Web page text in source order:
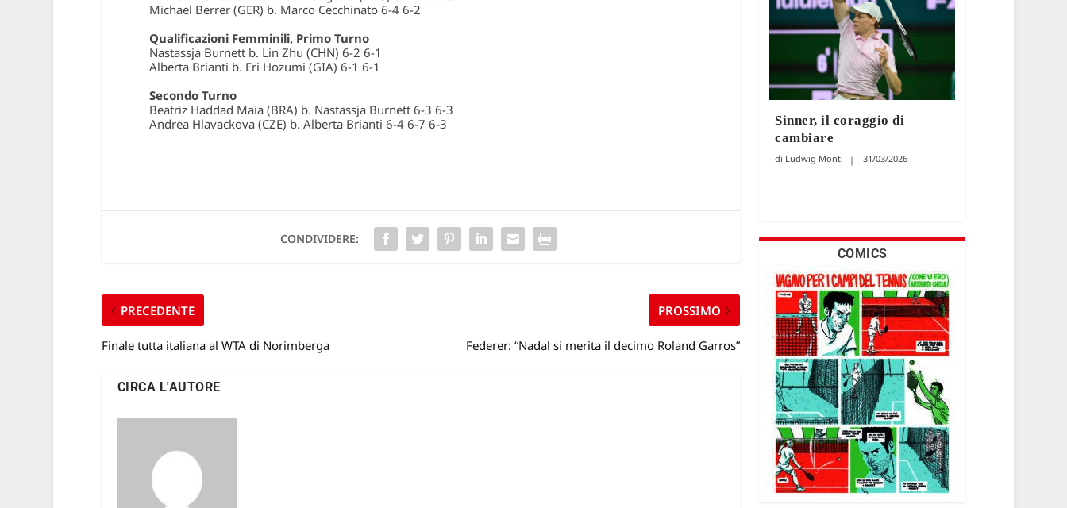
Michael Berrer (GER) b. Marco Cecchinato 6-4 6-2
Qualificazioni Femminili, Primo Turno
Nastassja Burnett b. Lin Zhu (CHN) 6-2 6-1
Alberta Brianti b. Eri Hozumi (GIA) 6-1 6-1
Secondo Turno
Beatriz Haddad Maia (BRA) b. Nastassja Burnett 6-3 6-3
Andrea Hlavackova (CZE) b. Alberta Brianti 6-4 6-7 6-3
CONDIVIDERE:
PRECEDENTE
Finale tutta italiana al WTA di Norimberga
PROSSIMO
Federer: “Nadal si merita il decimo Roland Garros”
CIRCA L'AUTORE
Sinner, il coraggio di
cambiare
Ludwig Monti 31/03/2026
COMICS